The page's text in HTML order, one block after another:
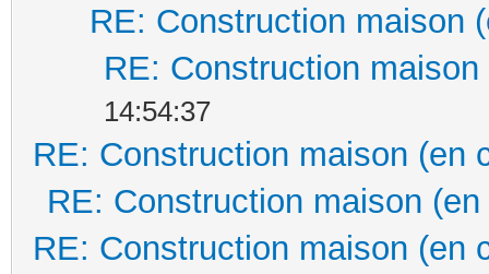
RE: Construction maison
RE: Construction
14:54:37
RE: Construction maison (en
RE: Construction maison
RE: Construction maison (en